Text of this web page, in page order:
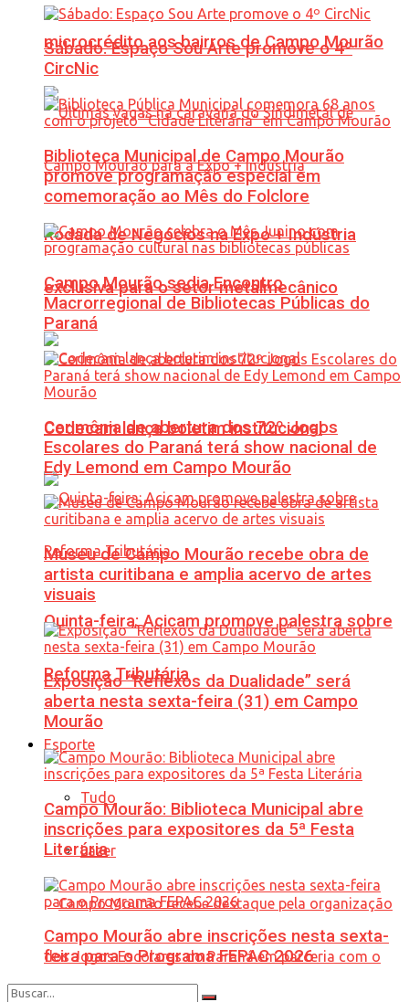
microcrédito aos bairros de Campo Mourão
Rodada de Negócios na Expo + Indústria
exclusiva para o setor metalmecânico
Codecam lança boletim institucional
Quinta-feira: Acicam promove palestra sobre
Reforma Tributária
Esporte
Tudo
Lazer
Sábado: Espaço Sou Arte promove o 4º
CircNic
Biblioteca Municipal de Campo Mourão
promove programação especial em
comemoração ao Mês do Folclore
Campo Mourão sedia Encontro
Macrorregional de Bibliotecas Públicas do
Paraná
Cerimônia de abertura dos 72º Jogos
Escolares do Paraná terá show nacional de
Edy Lemond em Campo Mourão
Museu de Campo Mourão recebe obra de
artista curitibana e amplia acervo de artes
visuais
Exposição “Reflexos da Dualidade” será
aberta nesta sexta-feira (31) em Campo
Mourão
Campo Mourão: Biblioteca Municipal abre
inscrições para expositores da 5ª Festa
Literária
Campo Mourão abre inscrições nesta sexta-
feira para o Programa FEPAC 2026